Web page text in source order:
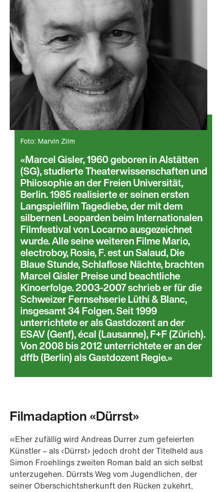
Foto: Marvin Zilm
Marcel Gisler, 1960 geboren in Alstätten
(SG), studierte Theaterwissenschaften und
Philosophie an der Freien Universität,
Berlin. 1985 realisierte er seinen ersten
Langspielfilm Tagediebe, der mit dem
silbernen Leoparden beim Internationalen
Filmfestival von Locarno ausgezeichnet
wurde. Alle seine weiteren Filme Mario,
electroboy, Rosie, F. est un Salaud, Die
Blaue Stunde, Schlaflose Nächte, brachten
Marcel Gisler Preise und beachtliche
Kinoerfolge. 2003-2007 schrieb er für die
Schweizer Fernsehserie Lüthi & Blanc,
insgesamt 34 Folgen. Seit 1999
unterrichtete er als Gastdozent an der
ESAV (Genf), écal (Lausanne), F+F (Zürich).
Von 2008 bis 2012 unterrichtete er an der
dffb (Berlin) als Gastdozent Regie.
Filmadaption «Dürrst»
«Eher zufällig wird Andreas Durrer zum gefeierten
Künstler – als ‹Dürrst› jedoch droht der Titelheld aus
Simon Froehlings zweiten Roman bald an sich selbst
unterzugehen. Dürrsts Weg vom Jugendlichen, der
seiner Oberschichtsherkunft den Rücken zukehrt,